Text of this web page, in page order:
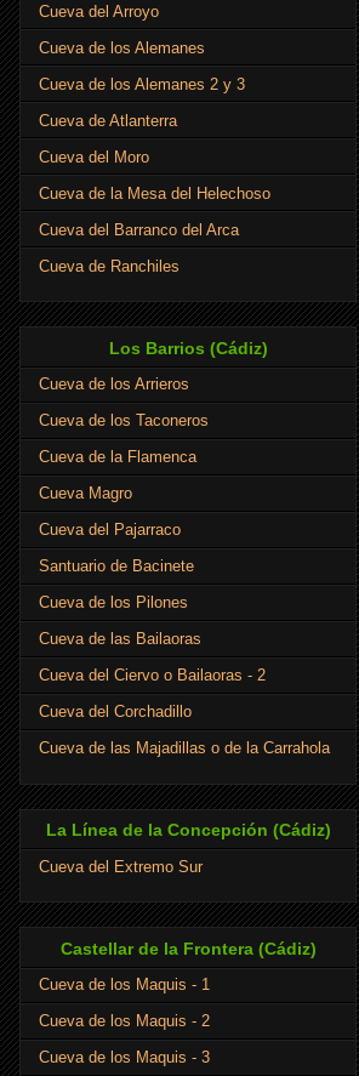
Cueva del Arroyo
Cueva de los Alemanes
Cueva de los Alemanes 2 y 3
Cueva de Atlanterra
Cueva del Moro
Cueva de la Mesa del Helechoso
Cueva del Barranco del Arca
Cueva de Ranchiles
Los Barrios (Cádiz)
Cueva de los Arrieros
Cueva de los Taconeros
Cueva de la Flamenca
Cueva Magro
Cueva del Pajarraco
Santuario de Bacinete
Cueva de los Pilones
Cueva de las Bailaoras
Cueva del Ciervo o Bailaoras - 2
Cueva del Corchadillo
Cueva de las Majadillas o de la Carrahola
La Línea de la Concepción (Cádiz)
Cueva del Extremo Sur
Castellar de la Frontera (Cádiz)
Cueva de los Maquis - 1
Cueva de los Maquis - 2
Cueva de los Maquis - 3